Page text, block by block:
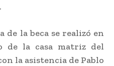
de la beca se realizó en
de la casa matriz del
la asistencia de Pablo